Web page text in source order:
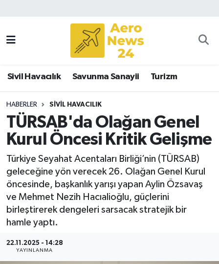
Sivil Havacılık Savunma Sanayii Turizm
HABERLER SIVIL HAVACILIK
TÜRSAB'da Olağan Genel
Kurul Öncesi Kritik Gelişme
Türkiye Seyahat Acentaları Birliği’nin (TÜRSAB)
geleceğine yön verecek 26. Olağan Genel Kurul
öncesinde, başkanlık yarışı yapan Aylin Özsavaş
ve Mehmet Nezih Hacıalioğlu, güçlerini
birleştirerek dengeleri sarsacak stratejik bir
hamle yaptı.
22.11.2025 - 14:28
YAYINLANMA